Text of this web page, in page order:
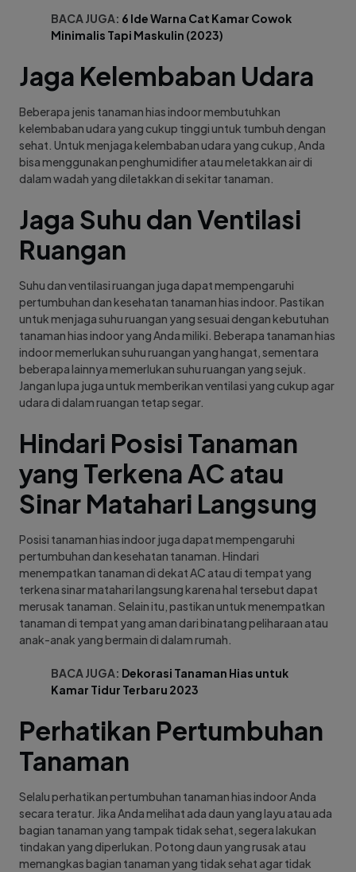
BACA JUGA: 6 Ide Warna Cat Kamar Cowok
Minimalis Tapi Maskulin (2023)
Jaga Kelembaban Udara
Beberapa jenis tanaman hias indoor membutuhkan
kelembaban udara yang cukup tinggi untuk tumbuh dengan
sehat. Untuk menjaga kelembaban udara yang cukup, Anda
bisa menggunakan penghumidifier atau meletakkan air di
dalam wadah yang diletakkan di sekitar tanaman.
Jaga Suhu dan Ventilasi
Ruangan
Suhu dan ventilasi ruangan juga dapat mempengaruhi
pertumbuhan dan kesehatan tanaman hias indoor. Pastikan
untuk menjaga suhu ruangan yang sesuai dengan kebutuhan
tanaman hias indoor yang Anda miliki. Beberapa tanaman hias
indoor memerlukan suhu ruangan yang hangat, sementara
beberapa lainnya memerlukan suhu ruangan yang sejuk.
Jangan lupa juga untuk memberikan ventilasi yang cukup agar
udara di dalam ruangan tetap segar.
Hindari Posisi Tanaman
yang Terkena AC atau
Sinar Matahari Langsung
Posisi tanaman hias indoor juga dapat mempengaruhi
pertumbuhan dan kesehatan tanaman. Hindari
menempatkan tanaman di dekat AC atau di tempat yang
terkena sinar matahari langsung karena hal tersebut dapat
merusak tanaman. Selain itu, pastikan untuk menempatkan
tanaman di tempat yang aman dari binatang peliharaan atau
anak-anak yang bermain di dalam rumah.
BACA JUGA: Dekorasi Tanaman Hias untuk
Kamar Tidur Terbaru 2023
Perhatikan Pertumbuhan
Tanaman
Selalu perhatikan pertumbuhan tanaman hias indoor Anda
secara teratur. Jika Anda melihat ada daun yang layu atau ada
bagian tanaman yang tampak tidak sehat, segera lakukan
tindakan yang diperlukan. Potong daun yang rusak atau
memangkas bagian tanaman yang tidak sehat agar tidak